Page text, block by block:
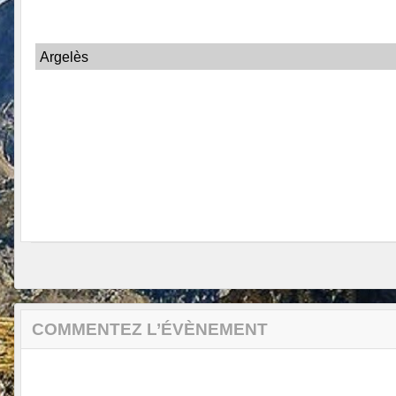
Argelès
COMMENTEZ L’ÉVÈNEMENT